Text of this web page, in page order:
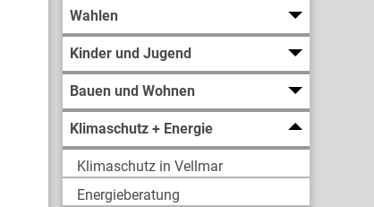
Wahlen
Kinder und Jugend
Bauen und Wohnen
Klimaschutz + Energie
Klimaschutz in Vellmar
Energieberatung